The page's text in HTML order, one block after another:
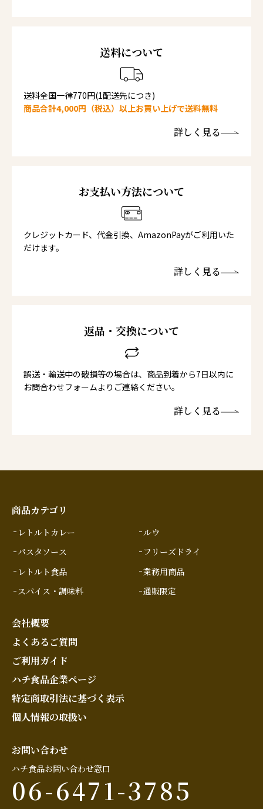
送料について
送料全国一律770円(1配送先につき)
商品合計4,000円（税込）以上お買い上げで送料無料
詳しく見る
お支払い方法について
クレジットカード、代金引換、AmazonPayがご利用いた
だけます。
詳しく見る
返品・交換について
誤送・輸送中の破損等の場合は、商品到着から7日以内に
お問合わせフォームよりご連絡ください。
詳しく見る
商品カテゴリ
レトルトカレー
パスタソース
レトルト食品
スパイス・調味料
ルウ
フリーズドライ
業務用商品
通販限定
会社概要
よくあるご質問
ご利用ガイド
ハチ食品企業ページ
特定商取引法に基づく表示
個人情報の取扱い
お問い合わせ
ハチ食品お問い合わせ窓口
06-6471-3785